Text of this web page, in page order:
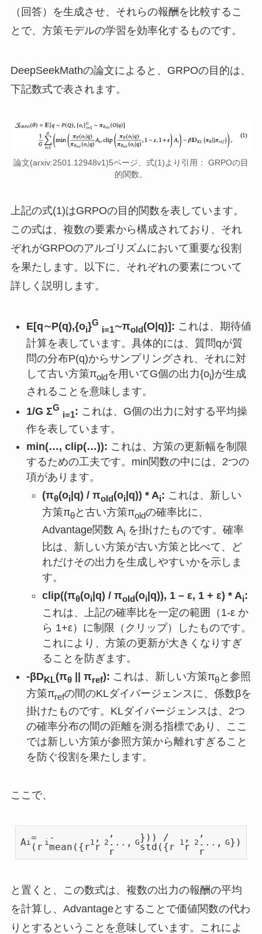
（回答）を生成させ、それらの報酬を比較するこ
とで、方策モデルの学習を効率化するものです。
DeepSeekMathの論文によると、GRPOの目的は、
下記数式で表されます。
論文(arxiv:2501.12948v1)5ページ、式(1)より引用： GRPOの目
的関数。
上記の式(1)はGRPOの目的関数を表しています。
この式は、複数の要素から構成されており、それ
ぞれがGRPOのアルゴリズムにおいて重要な役割
を果たします。以下に、それぞれの要素について
詳しく説明します。
E[q∼P(q),{oi}G
i=1 ∼πold(O|q)]: これは、期待値
計算を表しています。具体的には、質問qが質
問の分布P(q)からサンプリングされ、それに対
して古い方策πoldを用いてG個の出力{oi}が生成
されることを意味します。
1/G ΣG
i=1: これは、G個の出力に対する平均操
作を表しています。
min(…, clip(…)): これは、方策の更新幅を制限
するための工夫です。min関数の中には、2つの
項があります。
(πθ(oi|q) / πold(oi|q)) * Ai: これは、新しい
方策πθと古い方策πoldの確率比に、
Advantage関数 Aiを掛けたものです。確率
比は、新しい方策が古い方策と比べて、ど
れだけその出力を生成しやすいかを示しま
す。
clip((πθ(oi|q) / πold(oi|q)), 1 – ε, 1 + ε) * Ai:
これは、上記の確率比を一定の範囲（1-ε か
ら 1+ε）に制限（クリップ）したものです。
これにより、方策の更新が大きくなりすぎ
ることを防ぎます。
-βDKL(πθ|| πref): これは、新しい方策πθと参照
方策πrefの間のKLダイバージェンスに、係数βを
掛けたものです。KLダイバージェンスは、2つ
の確率分布の間の距離を測る指標であり、ここ
では新しい方策が参照方策から離れすぎること
を防ぐ役割を果たします。
ここで、
Ai=
(r i -
mean({r1 ,
r 2
,
...,
r
G})) /
std({r
1 ,
r 2
,
...,
r
G})
と置くと、この数式は、複数の出力の報酬の平均
を計算し、Advantageとすることで価値関数の代わ
りとするということを意味しています。これによ